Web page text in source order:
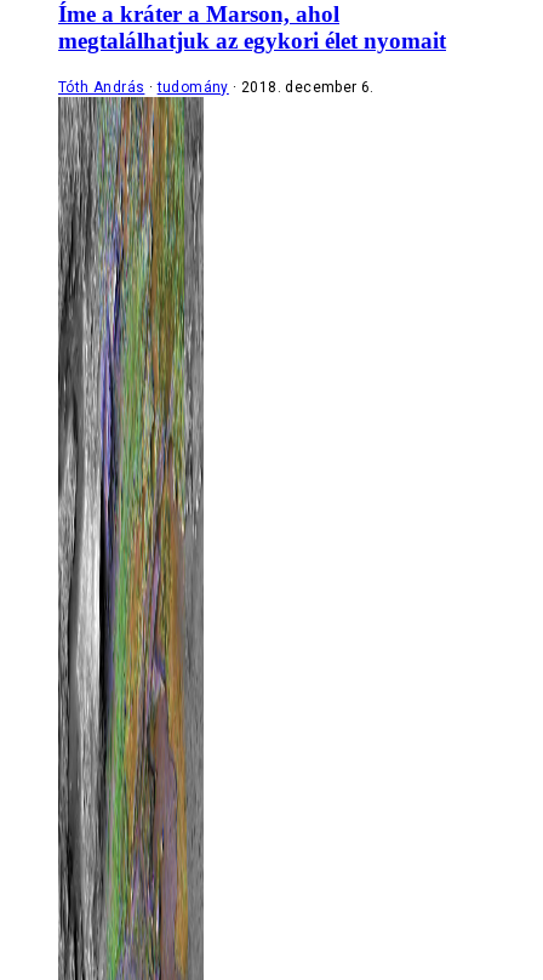
Íme a kráter a Marson, ahol
megtalálhatjuk az egykori élet nyomait
Tóth András tudomány 2018. december 6.